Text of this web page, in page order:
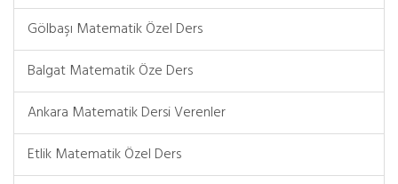
Gölbaşı Matematik Özel Ders
Balgat Matematik Öze Ders
Ankara Matematik Dersi Verenler
Etlik Matematik Özel Ders